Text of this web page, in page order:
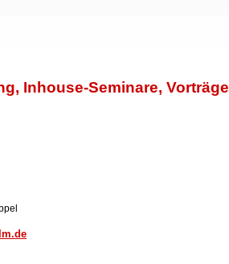
Inhouse-Seminare, Vorträge